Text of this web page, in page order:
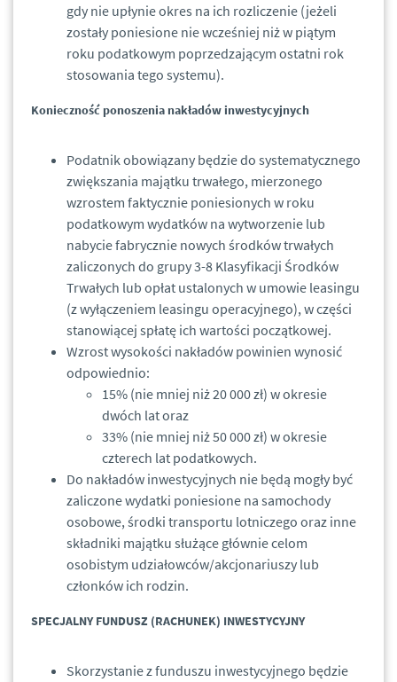
gdy nie upłynie okres na ich rozliczenie (jeżeli
zostały poniesione nie wcześniej niż w piątym
roku podatkowym poprzedzającym ostatni rok
stosowania tego systemu).
Konieczność ponoszenia nakładów inwestycyjnych
Podatnik obowiązany będzie do systematycznego
zwiększania majątku trwałego, mierzonego
wzrostem faktycznie poniesionych w roku
podatkowym wydatków na wytworzenie lub
nabycie fabrycznie nowych środków trwałych
zaliczonych do grupy 3-8 Klasyfikacji Środków
Trwałych lub opłat ustalonych w umowie leasingu
(z wyłączeniem leasingu operacyjnego), w części
stanowiącej spłatę ich wartości początkowej.
Wzrost wysokości nakładów powinien wynosić
odpowiednio:
15% (nie mniej niż 20 000 zł) w okresie
dwóch lat oraz
33% (nie mniej niż 50 000 zł) w okresie
czterech lat podatkowych.
Do nakładów inwestycyjnych nie będą mogły być
zaliczone wydatki poniesione na samochody
osobowe, środki transportu lotniczego oraz inne
składniki majątku służące głównie celom
osobistym udziałowców/akcjonariuszy lub
członków ich rodzin.
SPECJALNY FUNDUSZ (RACHUNEK) INWESTYCYJNY
Skorzystanie z funduszu inwestycyjnego będzie